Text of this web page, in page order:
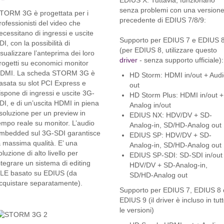
3G è progettata per i
del video che
di ingressi e uscite
con la possibilità di
l’anteprima dei loro
su economici monitor
La scheda STORM 3G è
su slot PCI Express e
di ingressi e uscite 3G-
e di un’uscita HDMI in piena
per un preview in
reale su monitor. L’audio
sul 3G-SDI garantisce
massima qualità. E’ una
di alto livello per
un sistema di editing
basato su EDIUS (da
separatamente).
senza problemi con una versione
precedente di EDIUS 7/8/9:
Supporto per EDIUS 7 e EDIUS 8
(per EDIUS 8, utilizzare questo
driver - senza supporto ufficiale):
HD Storm: HDMI in/out +
out
HD Storm Plus: HDMI in/out +
Analog in/out
EDIUS NX: HDV/DV + SD-
Analog-in, SD/HD-Analog out
EDIUS SP: HDV/DV + SD-
Analog-in, SD/HD-Analog out
EDIUS SP-SDI: SD-SDI in/out
HDV/DV + SD-Analog-in,
SD/HD-Analog out
Supporto per EDIUS 7, EDIUS 8
EDIUS 9 (il driver è incluso in
le versioni)